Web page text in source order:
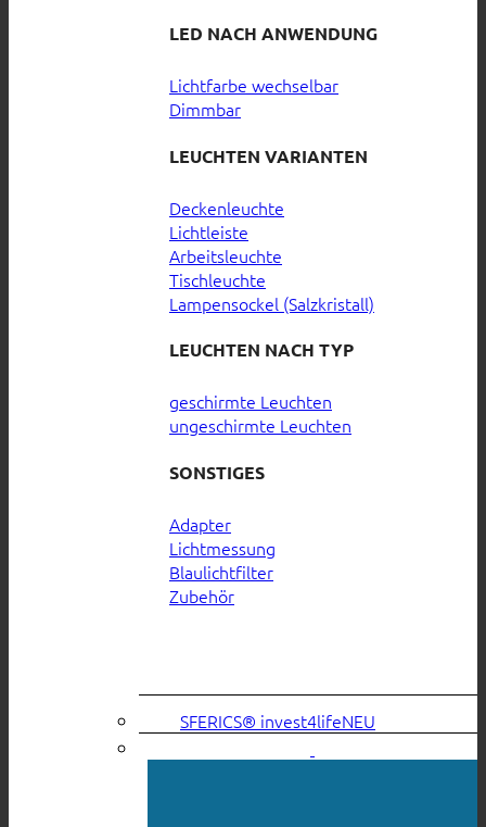
LED NACH ANWENDUNG
Lichtfarbe wechselbar
Dimmbar
LEUCHTEN VARIANTEN
Deckenleuchte
Lichtleiste
Arbeitsleuchte
Tischleuchte
Lampensockel (Salzkristall)
LEUCHTEN NACH TYP
geschirmte Leuchten
ungeschirmte Leuchten
SONSTIGES
Adapter
Lichtmessung
Blaulichtfilter
Zubehör
SFERICS® invest4life